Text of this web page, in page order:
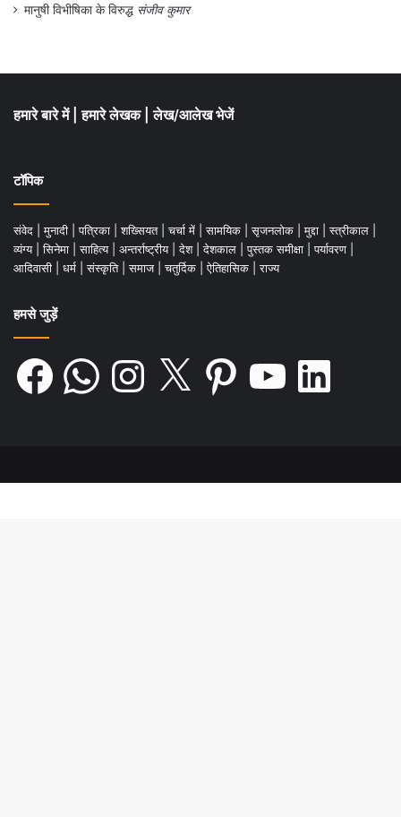
मानुषी विभीषिका के विरुद्ध संजीव कुमार
हमारे बारे में हमारे लेखक लेख/आलेख भेजें
टॉपिक
संवेद मुनादी पत्रिका शख्सियत चर्चा में सामयिक सृजनलोक मुद्दा स्त्रीकाल
व्यंग्य
सिनेमा साहित्य अन्तर्राष्ट्रीय देश देशकाल पुस्तक समीक्षा पर्यावरण
आदिवासी
धर्म संस्कृति समाज चतुर्दिक ऐतिहासिक राज्य
हमसे जुड़ें
Facebook WhatsAppInstagram Pinterest LinkedIn